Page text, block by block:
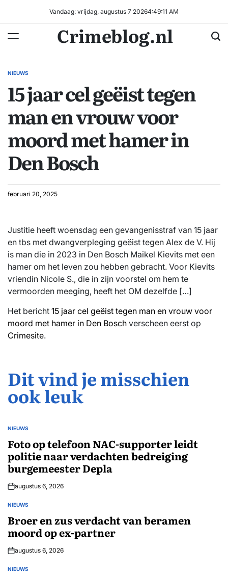
inhoud
Vandaag: vrijdag, augustus 7 20264:49:11 AM
Crimeblog.nl
GEPLAATST
NIEUWS
15 jaar cel geëist tegen
man en vrouw voor
moord met hamer in
Den Bosch
februari 20, 2025
Justitie heeft woensdag een gevangenisstraf van 15 jaar
en tbs met dwangverpleging geëist tegen Alex de V. Hij
is man die in 2023 in Den Bosch Maikel Kievits met een
hamer om het leven zou hebben gebracht. Voor Kievits
vriendin Nicole S., die in zijn voorstel om hem te
vermoorden meeging, heeft het OM dezelfde […]
Het bericht 15 jaar cel geëist tegen man en vrouw voor
moord met hamer in Den Bosch verscheen eerst op
Crimesite.
Dit vind je misschien
ook leuk
GEPLAATST
NIEUWS
Foto op telefoon NAC-supporter leidt
politie naar verdachten bedreiging
burgemeester Depla
augustus 6, 2026
GEPLAATST
NIEUWS
Broer en zus verdacht van beramen
moord op ex-partner
augustus 6, 2026
GEPLAATST
NIEUWS